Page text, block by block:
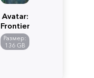
Avatar:
Frontiers
of
Pandora
Размер:
136 GB